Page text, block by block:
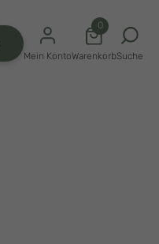
Mein Konto
0
WarenkorbSuche